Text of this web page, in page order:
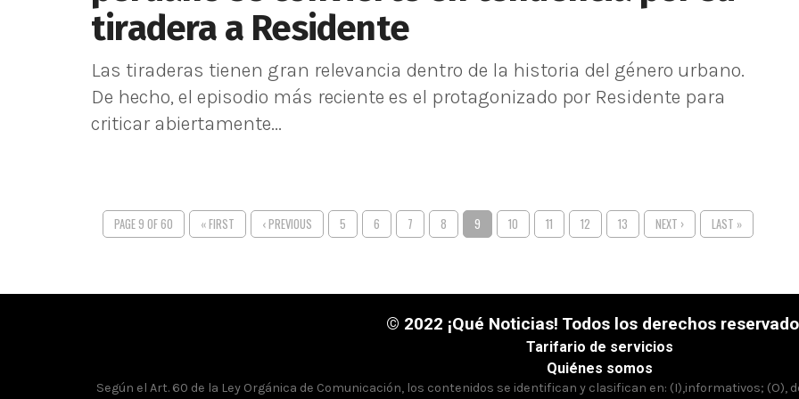
tiradera a Residente
Las tiraderas tienen gran relevancia dentro de la historia del género urbano.
De hecho, el episodio más reciente es el protagonizado por Residente para
criticar abiertamente...
PAGE 9 OF 60 « FIRST ‹ PREVIOUS 5 6 7 8 9 10 11 12 13 NEXT › LAST »
© 2022 ¡Qué Noticias! Todos los derechos
Tarifario de servicios
Quiénes somos
Según el Art. 60 de la Ley Orgánica de Comunicación, los contenidos se identifican y clasifican en: (I),informativos;